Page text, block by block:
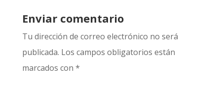
Enviar comentario
Tu dirección de correo electrónico no será
publicada. Los campos obligatorios están
marcados con *